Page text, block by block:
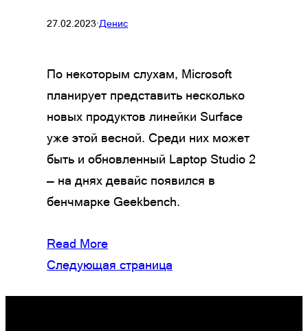
27.02.2023·Денис
По некоторым слухам, Microsoft
планирует представить несколько
новых продуктов линейки Surface
уже этой весной. Среди них может
быть и обновленный Laptop Studio 2
— на днях девайс появился в
бенчмарке Geekbench.
Read More
Следующая страница